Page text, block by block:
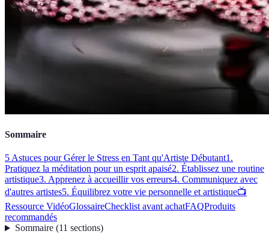
Sommaire
5 Astuces pour Gérer le Stress en Tant qu'Artiste Débutant1.
Pratiquez la méditation pour un esprit apaisé2. Établissez une routine
artistique3. Apprenez à accueillir vos erreurs4. Communiquez avec
d'autres artistes5. Équilibrez votre vie personnelle et artistique📺
Ressource VidéoGlossaireChecklist avant achatFAQProduits
recommandés
Sommaire(11 sections)